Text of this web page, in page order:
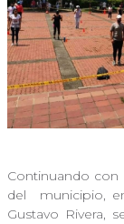
Continuando con
del
municipio,
Gustavo Rivera,